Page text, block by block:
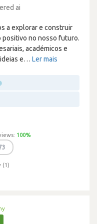
ai
a explorar e construir
positivo no nosso futuro.
académicos e
e… Ler mais
100%
(1)